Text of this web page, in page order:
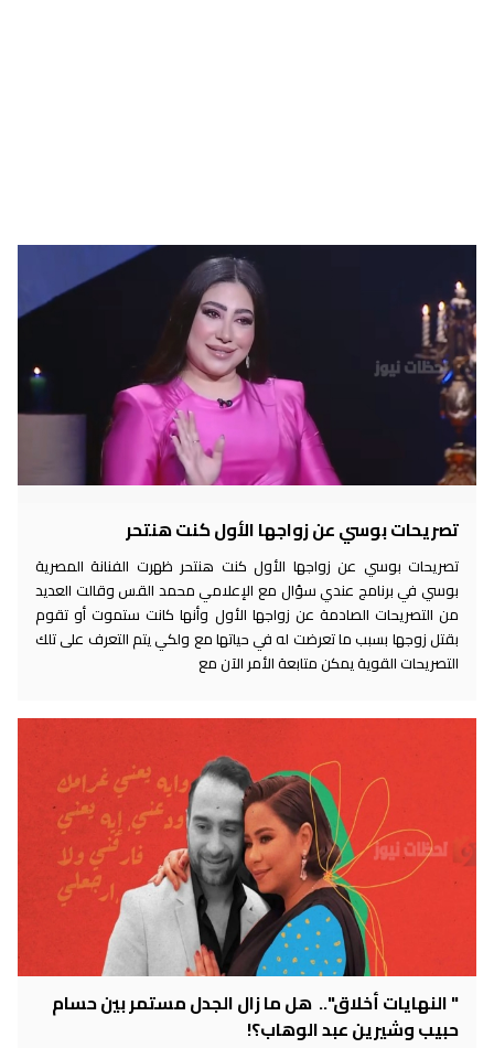
تصريحات بوسي عن زواجها الأول كنت هنتحر
تصريحات بوسي عن زواجها الأول كنت هنتحر ظهرت الفنانة المصرية
بوسي في برنامج عندي سؤال مع الإعلامي محمد القس وقالت العديد
من التصريحات الصادمة عن زواجها الأول وأنها كانت ستموت أو تقوم
بقتل زوجها بسبب ما تعرضت له في حياتها مع ولكي يتم التعرف على تلك
التصريحات القوية يمكن متابعة الأمر الآن مع
" النهايات أخلاق".. هل ما زال الجدل مستمر بين حسام
حبيب وشيرين عبد الوهاب؟!